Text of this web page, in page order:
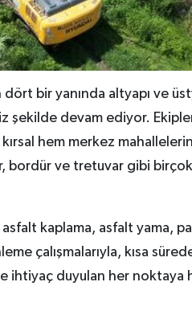
bir yanında altyapı ve
şekilde devam ediyor.
hem merkez
bordür ve tretuvar gibi
kaplama, asfalt yama,
çalışmalarıyla, kısa
duyulan her noktaya